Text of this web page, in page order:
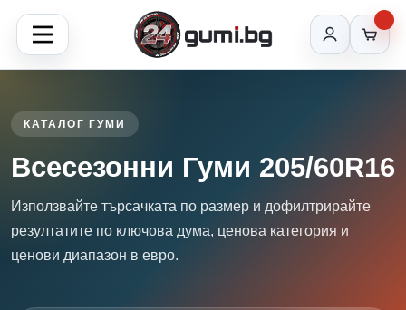
КАТАЛОГ ГУМИ
Всесезонни Гуми 205/60R16
Използвайте търсачката по размер и дофилтрирайте
резултатите по ключова дума, ценова категория и
ценови диапазон в евро.